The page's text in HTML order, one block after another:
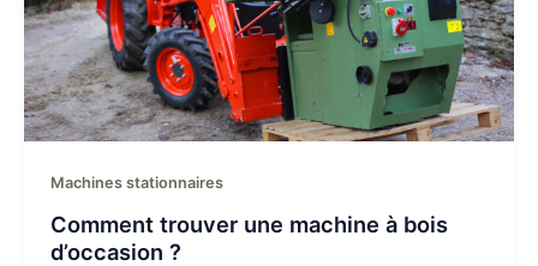
Machines stationnaires
Comment trouver une machine à bois
d’occasion ?